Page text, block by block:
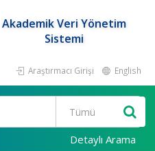
Akademik Veri Yönetim
Sistemi
Araştırmacı Girişi English
Detaylı Arama